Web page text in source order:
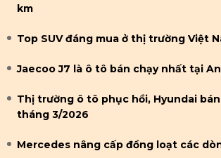
km
Top SUV đáng mua ở thị trường Việt
Jaecoo J7 là ô tô bán chạy nhất tại
Thị trường ô tô phục hồi, Hyundai
tháng 3/2026
Mercedes nâng cấp đồng loạt các